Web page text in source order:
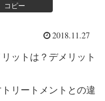
コピー
2018.11.27
ットは？デメリット
リートメントとの違